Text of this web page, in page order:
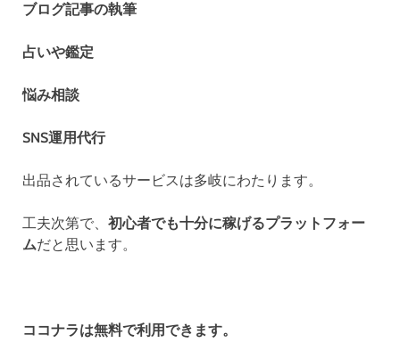
ブログ記事の執筆
占いや鑑定
悩み相談
SNS運用代行
出品されているサービスは多岐にわたります。
工夫次第で、 初心者でも十分に稼げるプラットフォー
ムだと思います。
ココナラは無料で利用できます。